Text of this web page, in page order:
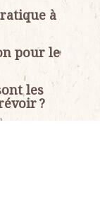
à
pour le
les
?